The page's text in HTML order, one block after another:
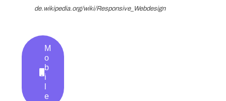
de.wikipedia.org/wiki/Responsive_Webdesign
M
o
b
i
e